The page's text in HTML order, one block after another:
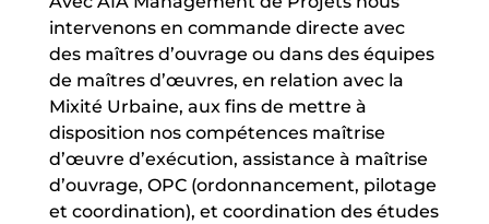
intervenons en commande directe avec
des maîtres d’ouvrage ou dans des équipes
de maîtres d’œuvres, en relation avec la
Mixité Urbaine, aux fins de mettre à
disposition nos compétences maîtrise
d’œuvre d’exécution, assistance à maîtrise
d’ouvrage, OPC (ordonnancement, pilotage
et coordination), et coordination des études